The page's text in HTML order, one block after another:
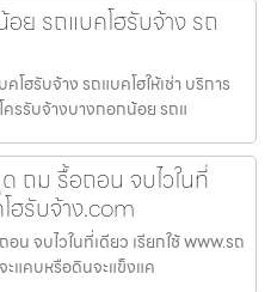
ย รถแบคโฮรับจ้าง รถ
ฮรับจ้าง รถแบคโฮให้เช่า บริการ
รรับจ้างบางกอกน้อย รถแ
ถม รื้อถอน จบไวในที่
ฮรับจ้าง.com
จบไวในที่เดียว เรียกใช้ www.รถ
แคบหรือดินจะแข็งแค